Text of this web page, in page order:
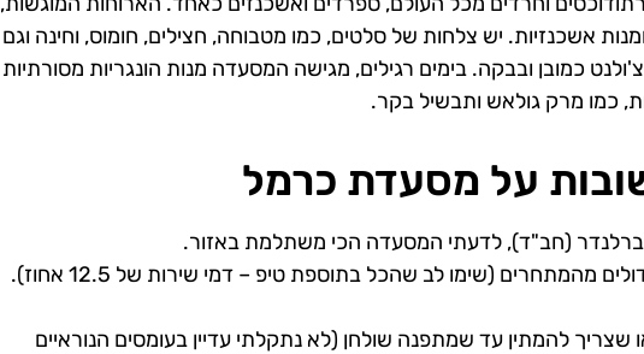
אשכנזיות. יש צלחות של סלטים, כמו מטבוחה, חצילים, חומוס, וחינה וגם
כמובן ובבקה. בימים רגילים, מגישה המסעדה מנות הונגריות מסורתיות
כמו מרק גולאש ותבשיל בקר.
על מסעדת כרמל
(חב"ד), לדעתי המסעדה הכי משתלמת באזור.
(שימו לב שהכל בתוספת טיפ – דמי שירות של 12.5 אחוז).
להמתין עד שמתפנה שולחן (לא נתקלתי עדיין בעומסים הנוראיים